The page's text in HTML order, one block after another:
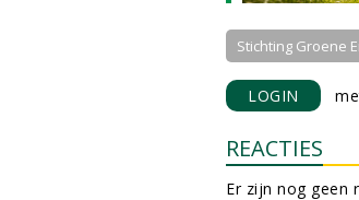
Stichting Groene
LOGIN met
REACTIES
Er zijn nog geen